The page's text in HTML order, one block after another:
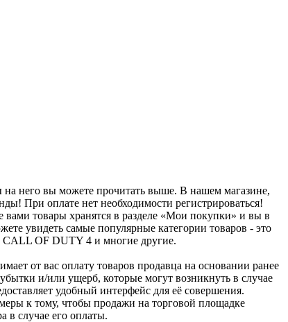
на него вы можете прочитать выше. В нашем магазине,
При оплате нет необходимости регистрироваться!
вами товары хранятся в разделе «Мои покупки» и вы в
увидеть самые популярные категории товаров - это
OF DUTY 4 и многие другие.
от вас оплату товаров продавца на основании ранее
и/или ущерб, которые могут возникнуть в случае
удобный интерфейс для её совершения.
к тому, чтобы продажи на торговой площадке
в случае его оплаты.